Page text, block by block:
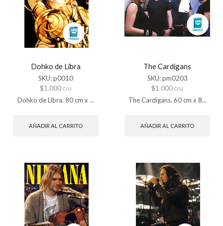
Dohko de Libra
SKU:p0010
$1.000 C/U
Dohko de Libra. 80 cm x ...
AÑADIR AL CARRITO
The Cardigans
SKU:pm0203
$1.000 C/U
The Cardigans. 60 cm x 8...
AÑADIR AL CARRITO